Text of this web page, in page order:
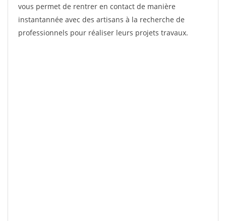
vous permet de rentrer en contact de manière
instantannée avec des artisans à la recherche de
professionnels pour réaliser leurs projets travaux.